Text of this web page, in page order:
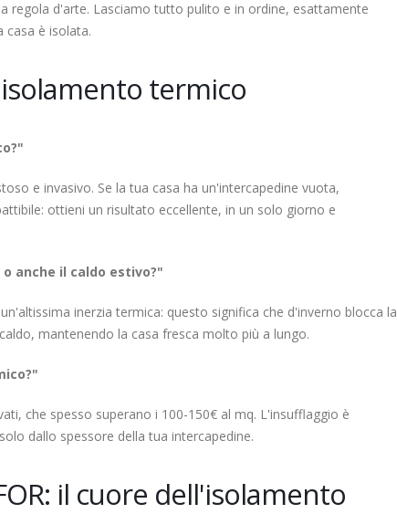
regola d'arte. Lasciamo tutto pulito e in ordine, esattamente
è isolata.
termico
e invasivo. Se la tua casa ha un'intercapedine vuota,
ottieni un risultato eccellente, in un solo giorno e
anche il caldo estivo?"
inerzia termica: questo significa che d'inverno blocca la
mantenendo la casa fresca molto più a lungo.
che spesso superano i 100-150€ al mq. L'insufflaggio è
dallo spessore della tua intercapedine.
il cuore dell'isolamento